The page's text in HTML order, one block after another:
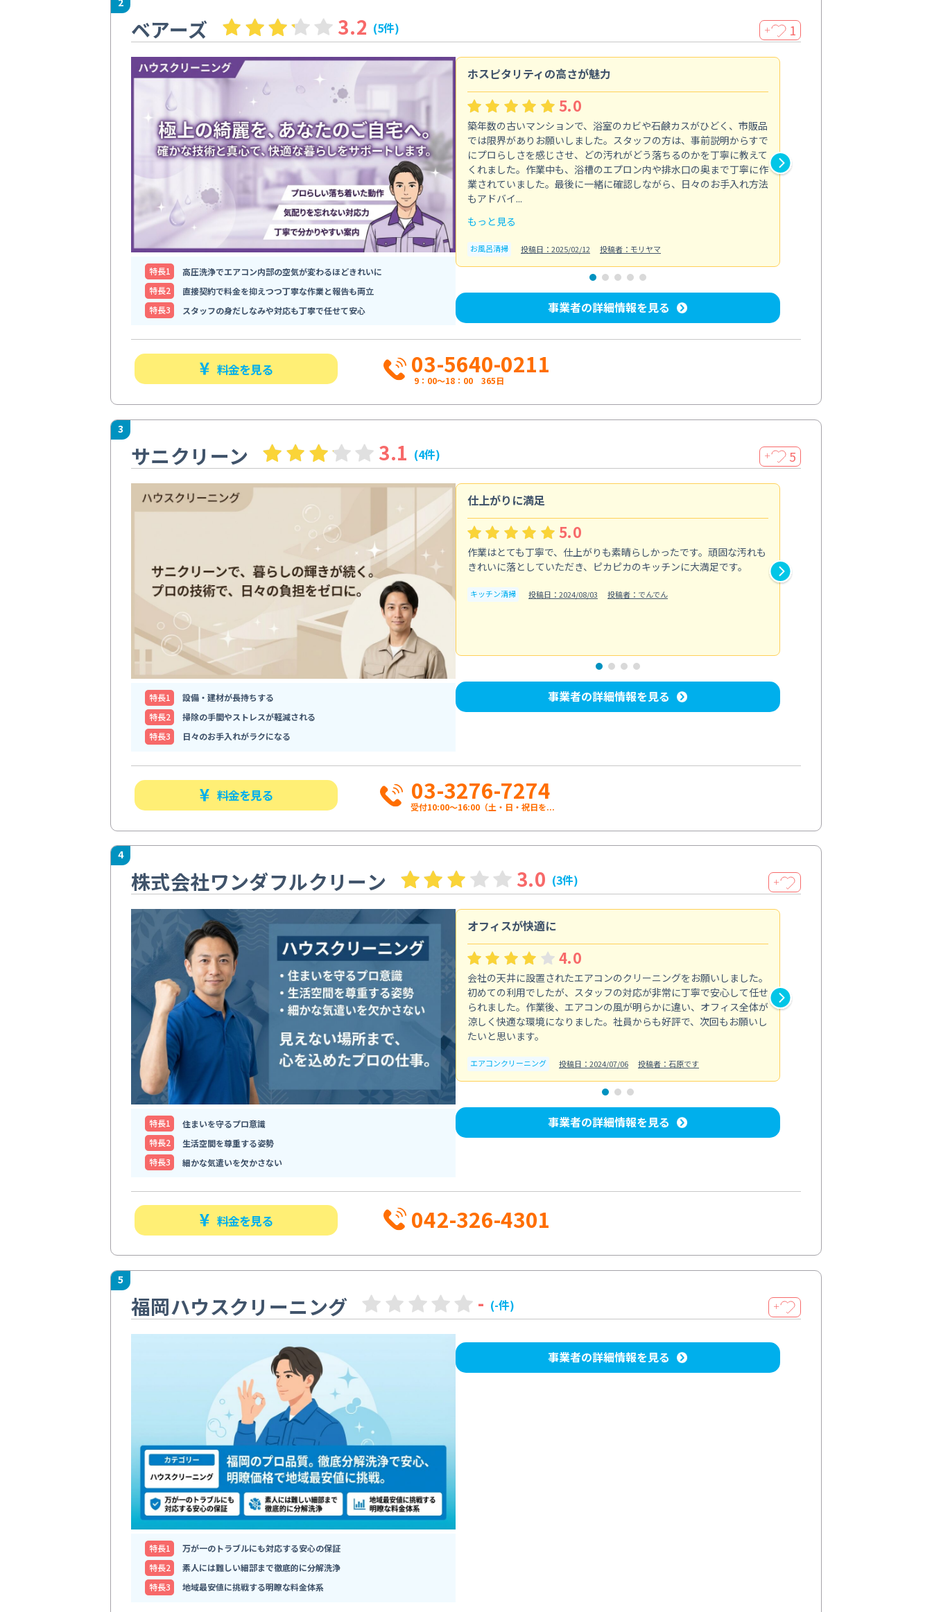
ベアーズ 3.2 (5件) ＋ 1
特⻑1
高圧洗浄でエアコン内部の空気が変わるほどきれいに
特⻑2
直接契約で料金を抑えつつ丁寧な作業と報告も両立
特⻑3
スタッフの身だしなみや対応も丁寧で任せて安心
ホスピタリティの高さが魅力
5.0
築年数の古いマンションで、浴室のカビや石鹸カスがひどく、市販品
では限界がありお願いしました。スタッフの方は、事前説明からすで
にプロらしさを感じさせ、どの汚れがどう落ちるのかを丁寧に教えて
くれました。作業中も、浴槽のエプロン内や排水口の奥まで丁寧に作
業されていました。最後に一緒に確認しながら、日々のお手入れ方法
もアドバイ...
もっと見る
お風呂清掃 投稿日：2025/02/12 投稿者：モリヤマ
事業者の詳細情報を見る
料金を見る 03-5640-0211
9：00～18：00 365日
3
サニクリーン 3.1 (4件) ＋ 5
特⻑1
設備・建材が長持ちする
特⻑2
掃除の手間やストレスが軽減される
特⻑3
日々のお手入れがラクになる
仕上がりに満足
5.0
作業はとても丁寧で、仕上がりも素晴らしかったです。頑固な汚れも
きれいに落としていただき、ピカピカのキッチンに大満足です。
キッチン清掃 投稿日：2024/08/03 投稿者：でんでん
事業者の詳細情報を見る
料金を見る 03-3276-7274
受付10:00〜16:00（土・日・祝日を...
4
株式会社ワンダフルクリーン 3.0 (3件) ＋
特⻑1
住まいを守るプロ意識
特⻑2
生活空間を尊重する姿勢
特⻑3
細かな気遣いを欠かさない
オフィスが快適に
4.0
会社の天井に設置されたエアコンのクリーニングをお願いしました。
初めての利用でしたが、スタッフの対応が非常に丁寧で安心して任せ
られました。作業後、エアコンの風が明らかに違い、オフィス全体が
涼しく快適な環境になりました。社員からも好評で、次回もお願いし
たいと思います。
エアコンクリーニング 投稿日：2024/07/06 投稿者：石原です
事業者の詳細情報を見る
料金を見る 042-326-4301
5
福岡ハウスクリーニング - (-件) ＋
特⻑1
万が一のトラブルにも対応する安心の保証
特⻑2
素人には難しい細部まで徹底的に分解洗浄
特⻑3
地域最安値に挑戦する明瞭な料金体系
事業者の詳細情報を見る